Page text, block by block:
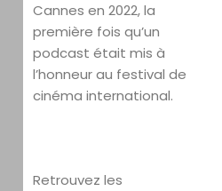
Cannes en 2022, la
première fois qu’un
podcast était mis à
l’honneur au festival de
cinéma international.
Retrouvez les